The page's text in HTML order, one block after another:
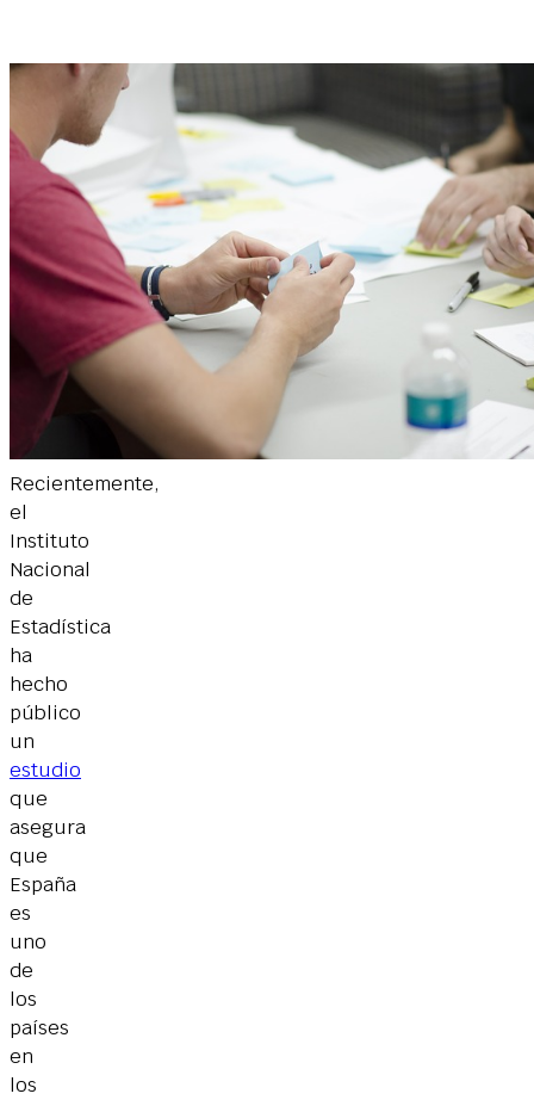
Recientemente,
el
Instituto
Nacional
de
Estadística
ha
hecho
público
un
estudio
que
asegura
que
España
es
uno
de
los
países
en
los